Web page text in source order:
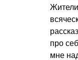
про
мне